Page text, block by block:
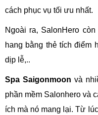
cách phục vụ tối ưu nhất.
Ngoài ra, SalonHero
hang bằng thẻ tích điểm
dịp lễ,..
Spa Saigonmoon và
phần mềm Salonhero và
ích mà nó mang lại. Từ